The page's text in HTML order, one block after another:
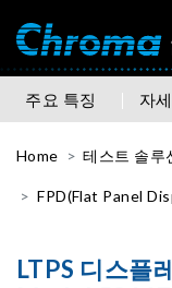
주요 특징 자
Home 테스트 솔루
FPD(Flat Panel
LTPS 디스플